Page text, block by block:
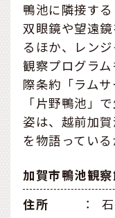
鴨池に隣接す
双眼鏡や望遠
るほか、レン
観察プログラ
際条約「ラム
「片野鴨池」
姿は、越前加
を物語っている
加賀市鴨池観
住所
：